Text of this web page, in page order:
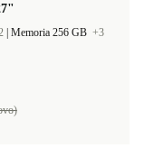
Memoria 256 GB +3